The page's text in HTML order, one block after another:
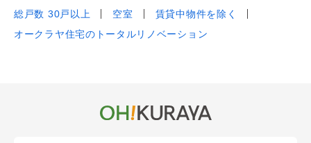
総戸数 30戸以上
空室
賃貸中物件を除く
オークラヤ住宅のトータルリノベーション